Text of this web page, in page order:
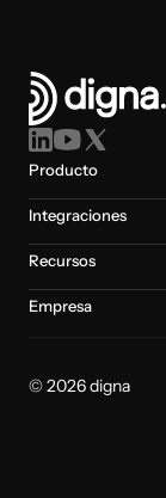
Producto
Integraciones
Recursos
Empresa
© 2026 digna